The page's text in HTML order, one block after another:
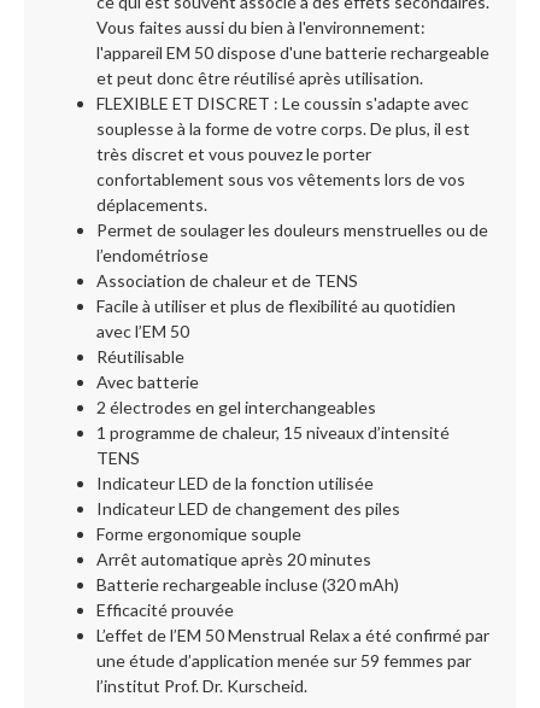
Vous faites aussi du bien à l'environnement:
l'appareil EM 50 dispose d'une batterie rechargeable
et peut donc être réutilisé après utilisation.
FLEXIBLE ET DISCRET : Le coussin s'adapte avec
souplesse à la forme de votre corps. De plus, il est
très discret et vous pouvez le porter
confortablement sous vos vêtements lors de vos
déplacements.
Permet de soulager les douleurs menstruelles ou de
l’endométriose
Association de chaleur et de TENS
Facile à utiliser et plus de flexibilité au quotidien
avec l’EM 50
Réutilisable
Avec batterie
2 électrodes en gel interchangeables
1 programme de chaleur, 15 niveaux d’intensité
TENS
Indicateur LED de la fonction utilisée
Indicateur LED de changement des piles
Forme ergonomique souple
Arrêt automatique après 20 minutes
Batterie rechargeable incluse (320 mAh)
Efficacité prouvée
L’effet de l’EM 50 Menstrual Relax a été confirmé par
une étude d’application menée sur 59 femmes par
l’institut Prof. Dr. Kurscheid.